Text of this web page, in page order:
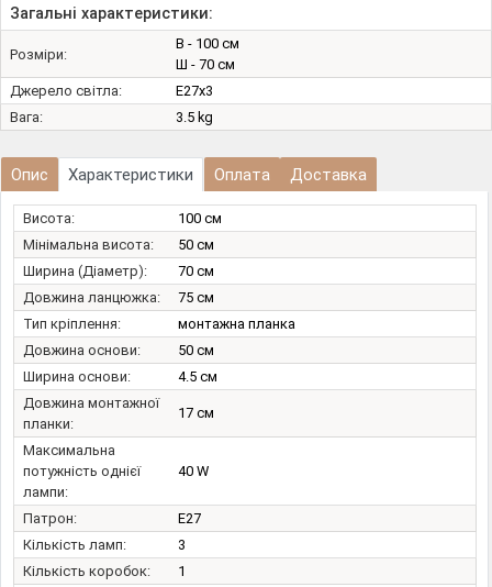
Загальні характеристики:
Розміри:
В - 100 см
Ш - 70 см
Джерело світла:
E27х3
Вага:
3.5 kg
Опис Характеристики Оплата Доставка
Висота:
100 см
Мінімальна висота:
50 см
Ширина (Діаметр):
70 см
Довжина ланцюжка:
75 см
Тип кріплення:
монтажна планка
Довжина основи:
50 см
Ширина основи:
4.5 см
Довжина монтажної
планки:
17 см
Максимальна
потужність однієї
лампи:
40 W
Патрон:
E27
Кількість ламп:
3
Кількість коробок:
1